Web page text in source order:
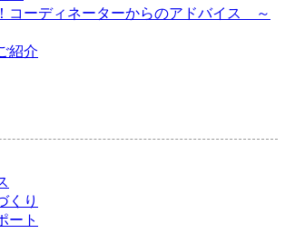
コーディネーターからのアドバイス ～
紹介
くり
ート